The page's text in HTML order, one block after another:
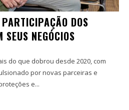
DOS
NEGÓCIOS
do que dobrou desde 2020, com
por novas parceiras e
e...